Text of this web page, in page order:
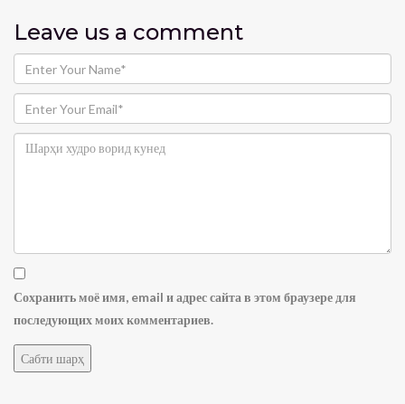
Leave us a comment
Сохранить моё имя, email и адрес сайта в этом браузере для
последующих моих комментариев.